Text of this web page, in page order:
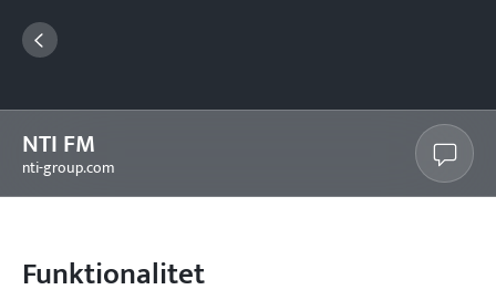
NTI FM
nti-group.com
Funktionalitet